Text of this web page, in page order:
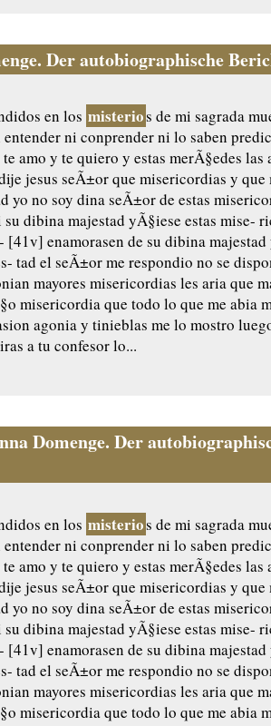
Der autobiographische
en los misterios de mi sagrada
entender ni conprender ni lo saben
amo y te quiero y estas merÃ§edes las
jesus seÃ±or que misericordias y que
yo no soy dina seÃ±or de estas
su dibina majestad yÃ§iese estas mise-
[41v] enamorasen de su dibina
tad el seÃ±or me respondio no se
mayores misericordias les aria que
misericordia que todo lo que me abia
agonia y tinieblas me lo mostro
a tu confesor lo...
Domenge. Der
en los misterios de mi sagrada
entender ni conprender ni lo saben
amo y te quiero y estas merÃ§edes las
jesus seÃ±or que misericordias y que
yo no soy dina seÃ±or de estas
su dibina majestad yÃ§iese estas mise-
[41v] enamorasen de su dibina
tad el seÃ±or me respondio no se
mayores misericordias les aria que
misericordia que todo lo que me abia